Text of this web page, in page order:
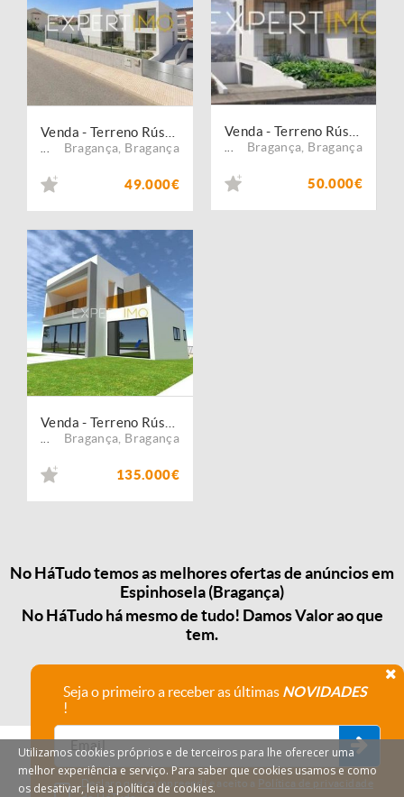
Bragança Bragança
49.000€
Bragança Bragança
50.000€
Bragança Bragança
135.000€
No HáTudo temos as melhores ofertas de anúncios em
Espinhosela (Bragança)
No HáTudo há mesmo de tudo! Damos Valor ao que
tem.
Seja o primeiro a receber as últimas NOVIDADES
!
Declaro que compreendi e aceito a Política de privacidade
Utilizamos cookies próprios e de terceiros para lhe oferecer uma
melhor experiência e serviço. Para saber que cookies usamos e como
os desativar, leia a política de cookies.